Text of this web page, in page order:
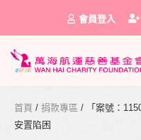
會員登入
首頁 / 捐款專區 / 「案號：
安置陷困